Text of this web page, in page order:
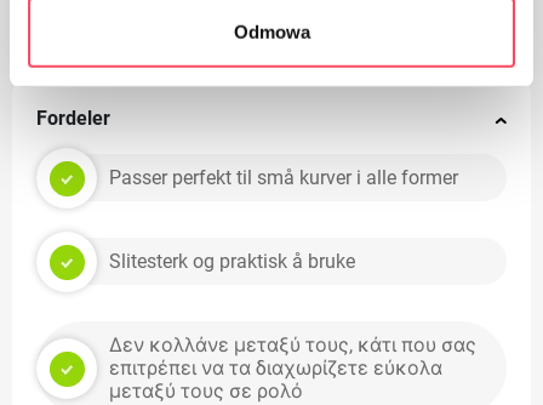
Odmowa
Fordeler
Passer perfekt til små kurver i alle former
Slitesterk og praktisk å bruke
Δεν κολλάνε μεταξύ τους, κάτι που σας
επιτρέπει να τα διαχωρίζετε εύκολα
μεταξύ τους σε ρολό